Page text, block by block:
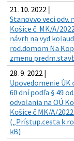
21. 10. 2022 |
Stanov.vo veci odv.
Košice č. MK/A/
návrh na
rod.domom Na
zmenu
28. 9. 2022 |
Upovedomenie
60 dní podľa § 49
odvolania na OÚ
Košice č.MK/A/
(„Prístup.cesta k
kB)